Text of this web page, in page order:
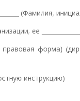
(Фамилия,
ее
форма)
инструкцию)